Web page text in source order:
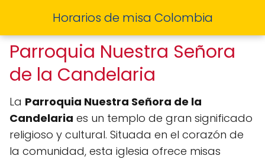
Horarios de misa Colombia
Parroquia Nuestra Señora
de la Candelaria
La Parroquia Nuestra Señora de la
Candelaria es un templo de gran significado
religioso y cultural. Situada en el corazón de
la comunidad, esta iglesia ofrece misas